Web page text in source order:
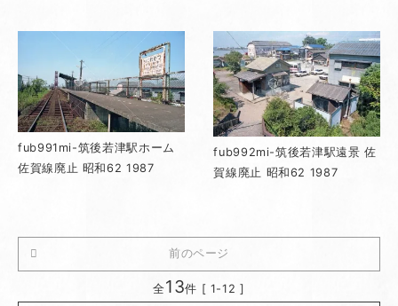
fub991mi-筑後若津駅ホーム
佐賀線廃止 昭和62 1987
fub992mi-筑後若津駅遠景 佐
賀線廃止 昭和62 1987
前のページ
全13件 [ 1-12 ]